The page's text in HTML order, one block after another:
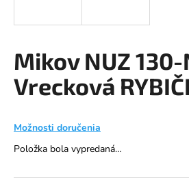
Mikov NUZ
Vrecková
Možnosti doručenia
Položka bola vypredaná…
s
ť
?